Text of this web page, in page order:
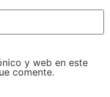
y web en este
comente.